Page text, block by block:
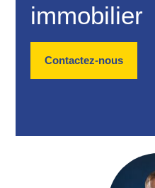
immobilier
Contactez-nous